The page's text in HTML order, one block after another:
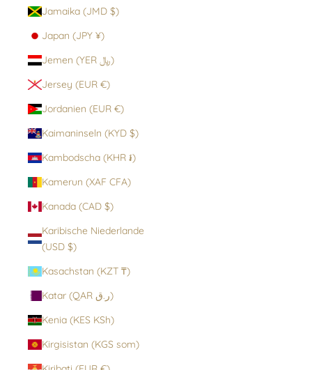
Jamaika (JMD $)
Japan (JPY ¥)
Jemen (YER ﷼)
Jersey (EUR €)
Jordanien (EUR €)
Kaimaninseln (KYD $)
Kambodscha (KHR ៛)
Kamerun (XAF CFA)
Kanada (CAD $)
Karibische Niederlande
(USD $)
Kasachstan (KZT ₸)
Katar (QAR ر.ق)
Kenia (KES KSh)
Kirgisistan (KGS som)